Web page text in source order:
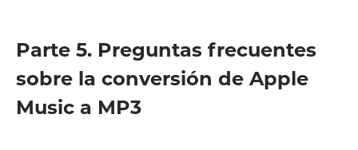
Parte 5. Preguntas frecuentes
sobre la conversión de Apple
Music a MP3